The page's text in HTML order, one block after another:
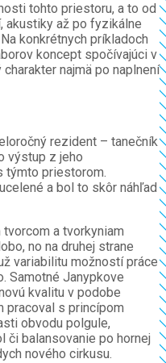
tohto priestoru, a to od
akustiky až po fyzikálne
konkrétnych príkladoch
koncept spočívajúci v
najmä po naplnení
rezident – tanečník
výstup z jeho
týmto priestorom.
a bol to skôr náhľad
a tvorkyniam
no na druhej strane
variabilitu možností práce
Samotné Janypkove
kvalitu v podobe
pracoval s princípom
obvodu polgule,
či balansovanie po hornej
nového cirkusu.